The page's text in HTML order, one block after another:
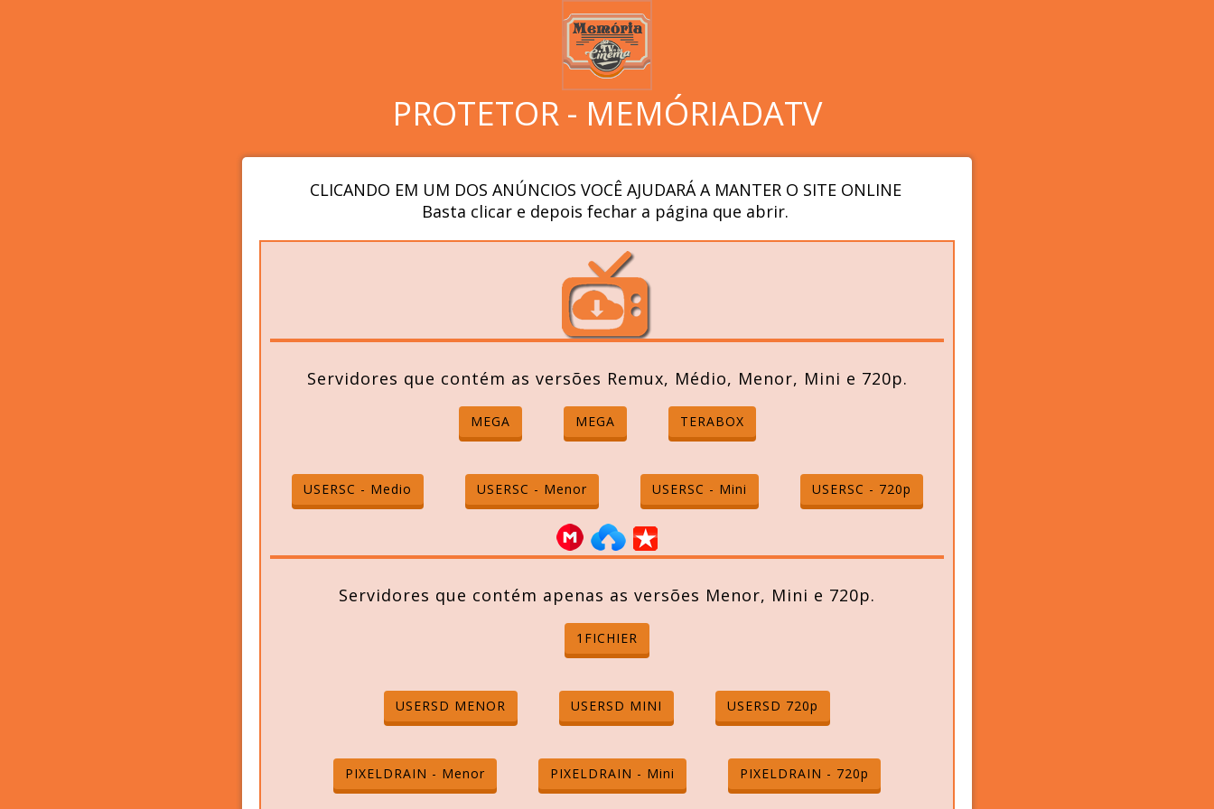
PROTETOR - MEMÓRIADATV
CLICANDO EM UM DOS ANÚNCIOS VOCÊ AJUDARÁ A MANTER O SITE ONLINE
Basta clicar e depois fechar a página que abrir.
Servidores que contém as versões Remux, Médio, Menor, Mini e 720p.
MEGA MEGA TERABOX
USERSC - Medio USERSC - Menor USERSC - Mini USERSC - 720p
Servidores que contém apenas as versões Menor, Mini e 720p.
1FICHIER
USERSD MENOR USERSD MINI USERSD 720p
PIXELDRAIN - Menor PIXELDRAIN - Mini PIXELDRAIN - 720p